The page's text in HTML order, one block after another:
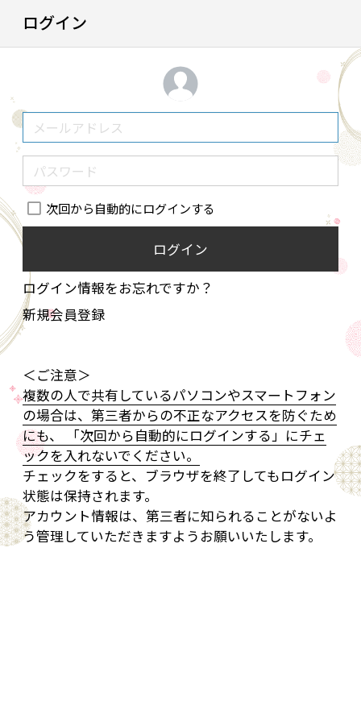
ログイン
次回から自動的にログインする
ログイン
ログイン情報をお忘れですか？
新規会員登録
＜ご注意＞
複数の人で共有しているパソコンやスマートフォン
の場合は、第三者からの不正なアクセスを防ぐため
にも、 「次回から自動的にログインする」にチェ
ックを入れないでください。
チェックをすると、ブラウザを終了してもログイン
状態は保持されます。
アカウント情報は、第三者に知られることがないよ
う管理していただきますようお願いいたします。